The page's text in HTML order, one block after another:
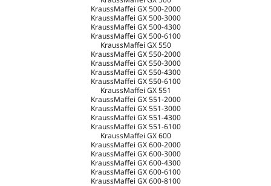
KraussMaffei GX 500-2000
KraussMaffei GX 500-3000
KraussMaffei GX 500-4300
KraussMaffei GX 500-6100
KraussMaffei GX 550
KraussMaffei GX 550-2000
KraussMaffei GX 550-3000
KraussMaffei GX 550-4300
KraussMaffei GX 550-6100
KraussMaffei GX 551
KraussMaffei GX 551-2000
KraussMaffei GX 551-3000
KraussMaffei GX 551-4300
KraussMaffei GX 551-6100
KraussMaffei GX 600
KraussMaffei GX 600-2000
KraussMaffei GX 600-3000
KraussMaffei GX 600-4300
KraussMaffei GX 600-6100
KraussMaffei GX 600-8100